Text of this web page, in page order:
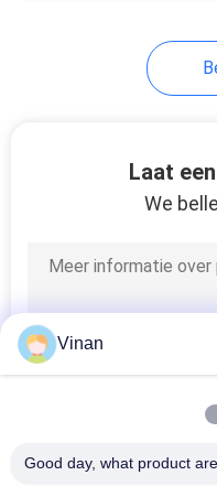
Laat
We
Vinan
Good day, what product